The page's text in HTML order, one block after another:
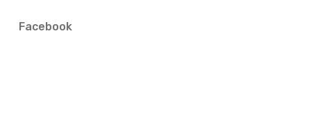
Facebook